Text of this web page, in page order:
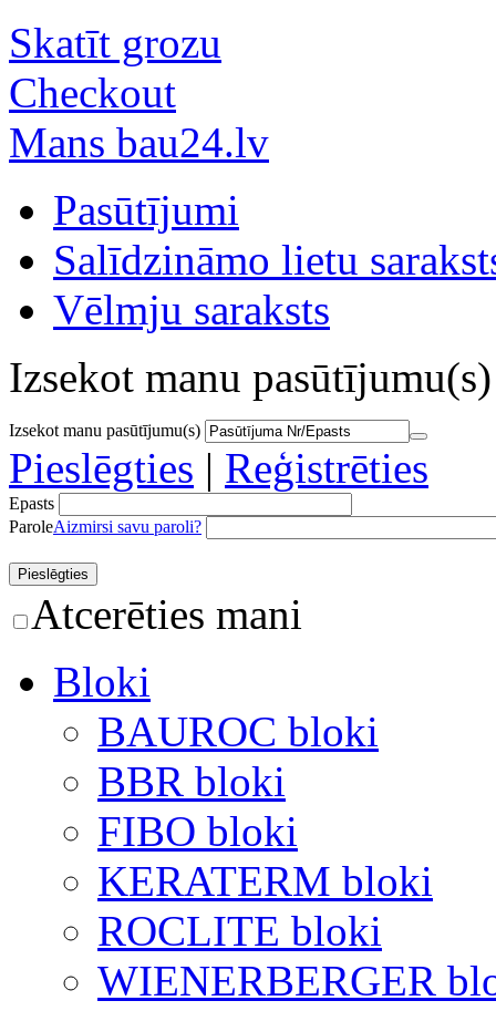
Skatīt grozu
Checkout
Mans bau24.lv
Pasūtījumi
Salīdzināmo lietu
Vēlmju saraksts
Izsekot manu pasūtījumu(s)
Izsekot manu pasūtījumu(s)
Pieslēgties | Reģistrēties
Epasts
ParoleAizmirsi savu paroli?
Atcerēties mani
Bloki
BAUROC bloki
BBR bloki
FIBO bloki
KERATERM bloki
ROCLITE bloki
WIENERBERGER